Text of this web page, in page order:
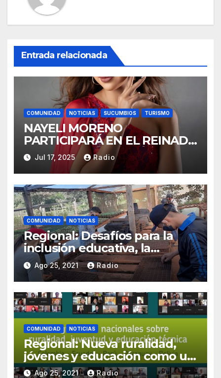
Entrada relacionada
COMUNIDAD NOTICIAS SUCUMBIOS TURISMO
NAYELI MORENO
PARTICIPARÁ EN EL REINADO
NACIONAL DEL CAFÉ LA
TOQUILLA 2025 EN
REPRESENTACIÓN DE
SUCUMBÍOS
Jul 17, 2025 Radio
COMUNIDAD NOTICIAS
Regional: Desafíos para la
inclusión educativa, la
transitabilidad y el derecho al
trabajo de la juventud rural
Ago 25, 2021 Radio
COMUNIDAD NOTICIAS
Regional: Nueva ruralidad,
jóvenes y educación como un
derecho humano
Ago 25, 2021 Radio